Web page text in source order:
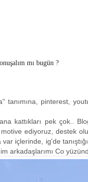
mı bugün ?
tanımına, pinterest,
kattıkları pek çok..
ediyoruz, destek
içlerinde, ig'de
arkadaşlarımı Co